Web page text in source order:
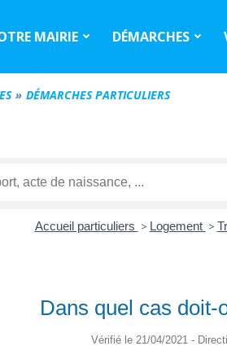
MAIRIE DÉMARCHES
DÉMARCHES PARTICULIERS
Accueil particuliers > Logement >
Dans quel cas
Vérifié le 21/04/2021 -